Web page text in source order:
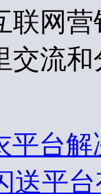
联网
交流和
平台解
送平